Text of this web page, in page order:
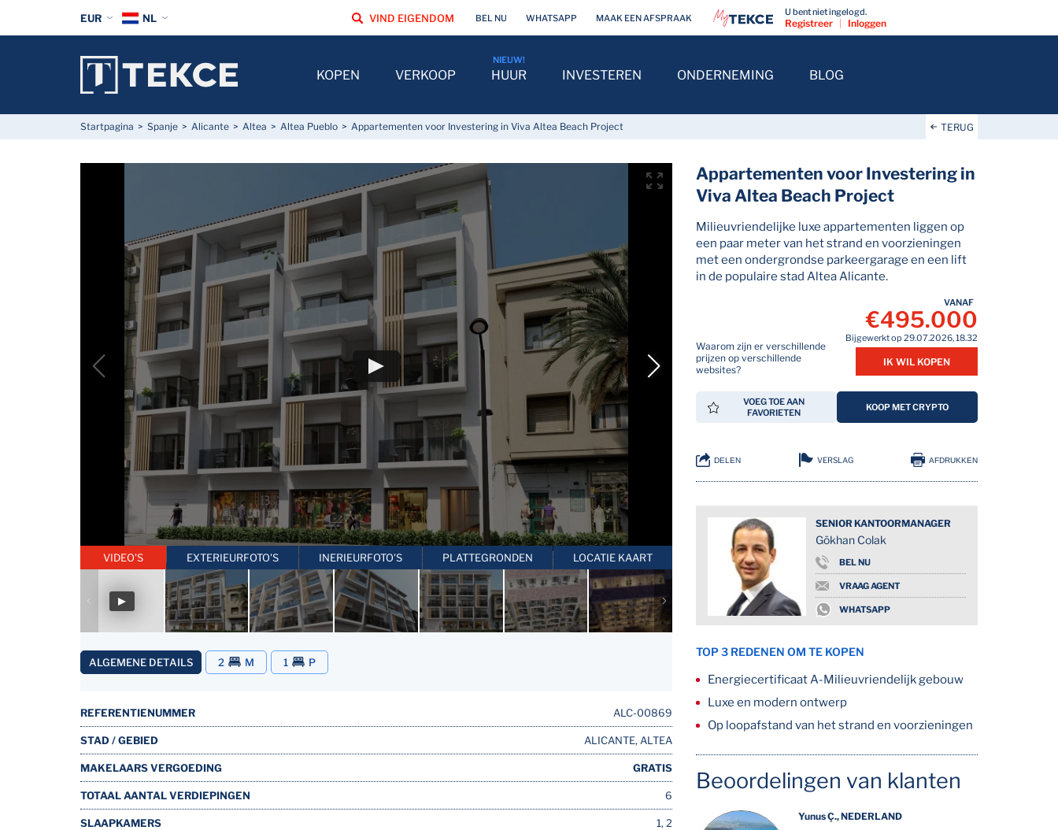
Startpagina Spanje Alicante Altea Altea Pueblo Appartementen voor Investering in Viva Altea Beach Project TERUG
VIDEO'S EXTERIEURFOTO'S INERIEURFOTO'S PLATTEGRONDEN LOCATIE KAART
DELEN VERSLAG AFDRUKKEN
Appartementen voor Investering in
Viva Altea Beach Project
Milieuvriendelijke luxe appartementen liggen op
een paar meter van het strand en voorzieningen
met een ondergrondse parkeergarage en een lift
in de populaire stad Altea Alicante.
Waarom zijn er verschillende
prijzen op verschillende
websites?
VANAF
€495.000
Bijgewerkt op 29.07.2026, 18.32
IK WIL KOPEN
VOEG TOE AAN
FAVORIETEN
KOOP MET CRYPTO
ALGEMENE DETAILS 2 M 1 P
REFERENTIENUMMER ALC-00869
STAD / GEBIED ALICANTE, ALTEA
MAKELAARS VERGOEDING GRATIS
TOTAAL AANTAL VERDIEPINGEN 6
SLAAPKAMERS 1, 2
TOP 3 REDENEN OM TE KOPEN
Energiecertificaat A-Milieuvriendelijk gebouw
Luxe en modern ontwerp
Op loopafstand van het strand en voorzieningen
Beoordelingen van klanten
Yunus Ç., NEDERLAND
SENIOR KANTOORMANAGER
Gökhan Colak
BEL NU
VRAAG AGENT
WHATSAPP
EUR NL
KOPEN VERKOOP HUUR INVESTEREN ONDERNEMING BLOG
VIND EIGENDOM BEL NU WHATSAPP MAAK EEN AFSPRAAK
U bent niet ingelogd.
Registreer Inloggen